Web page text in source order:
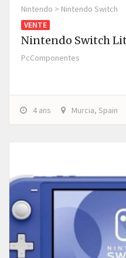
Nintendo > Nintendo Switch
VENTE
Nintendo Switch
PcComponentes
4 ans Murcia, Spain